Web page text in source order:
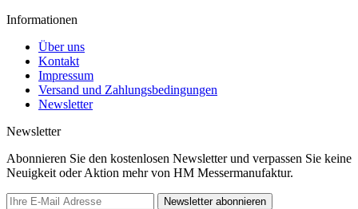
Informationen
Über uns
Kontakt
Impressum
Versand und Zahlungsbedingungen
Newsletter
Newsletter
Abonnieren Sie den kostenlosen Newsletter und verpassen Sie keine
Neuigkeit oder Aktion mehr von HM Messermanufaktur.
Newsletter abonnieren